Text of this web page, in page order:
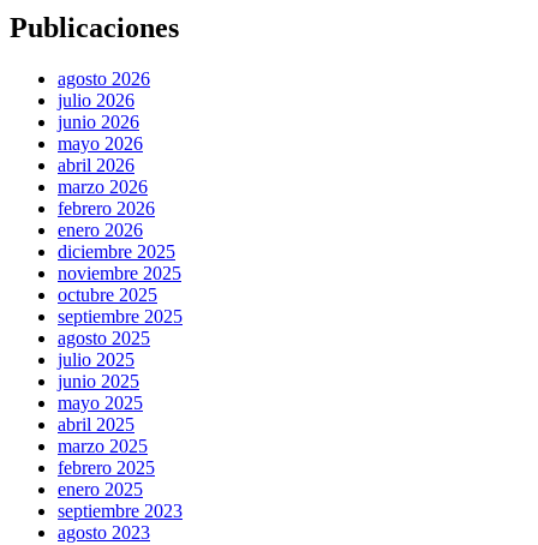
Publicaciones
agosto 2026
julio 2026
junio 2026
mayo 2026
abril 2026
marzo 2026
febrero 2026
enero 2026
diciembre 2025
noviembre 2025
octubre 2025
septiembre 2025
agosto 2025
julio 2025
junio 2025
mayo 2025
abril 2025
marzo 2025
febrero 2025
enero 2025
septiembre 2023
agosto 2023